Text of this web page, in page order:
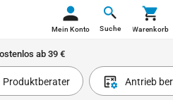
Suche
Mein Konto Warenkorb
ab 39 €
Produktberater Antrieb